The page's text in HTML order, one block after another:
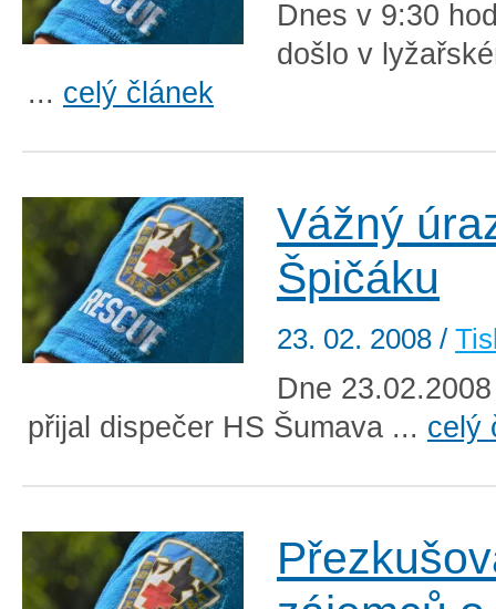
Dnes v 9:30
došlo v
... celý článek
Vážný
Špičáku
23. 02. 2008 /
Dne
přijal dispečer HS Šumava ... celý